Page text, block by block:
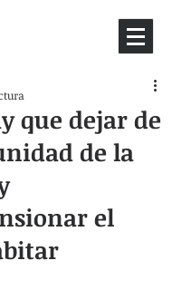
que dejar de
de la
el